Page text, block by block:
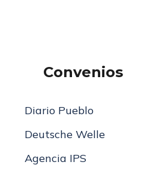
Convenios
Diario Pueblo
Deutsche Welle
Agencia IPS